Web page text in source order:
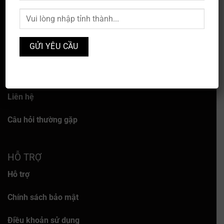
Về chúng tôi
Liên hệ
Câu hỏi thường gặp
HỖ TRỢ
Hỗ trợ
Chính sách bảo mật
Điều khoản sử dụng